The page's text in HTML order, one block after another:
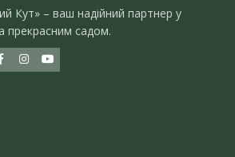
Кут» – ваш надійний партнер у
прекрасним садом.